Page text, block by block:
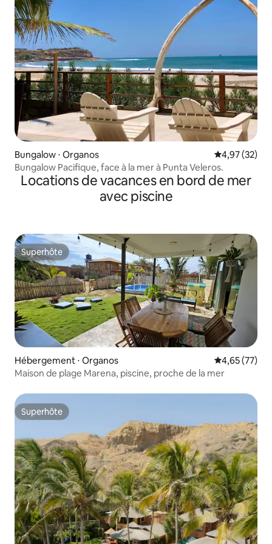
Bungalow ⋅ Organos Évaluation
4,97 (32)
Bungalow Pacifique, face à la mer à Punta Veleros.
Locations de vacances en bord de mer
avec piscine
Superhôte
Superhôte
Hébergement ⋅ Organos Évaluation
4,65 (77)
Maison de plage Marena, piscine, proche de la mer
Superhôte
Superhôte